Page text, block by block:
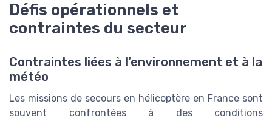
Défis opérationnels et
contraintes du secteur
Contraintes liées à l’environnement et à la
météo
Les missions de secours en hélicoptère en France sont
souvent confrontées à des conditions